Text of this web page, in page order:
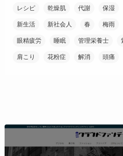
レシピ 乾燥肌 代謝 保湿
新生活 新社会人 春 梅雨
眼精疲労 睡眠 管理栄養士
肩こり 花粉症 解消 頭痛